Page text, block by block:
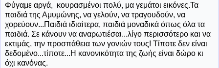
Φύγαμε αργά, κουρασμένοι πολύ, μα γεμάτοι εικόνες.Τα
παιδιά της Αμυμώνης, να γελούν, να τραγουδούν, να
χορεύουν...Παιδιά ιδιαίτερα, παιδιά μοναδικά όπως όλα τα
παιδιά. Σε κάνουν να αναρωτιέσαι...λίγο περισσότερο και να
εκτιμάς, την προσπάθεια των γονιών τους! Τίποτε δεν είναι
δεδομένο...τίποτε...Η κανονικότητα της ζωής είναι δώρο κι
όχι κανόνας.